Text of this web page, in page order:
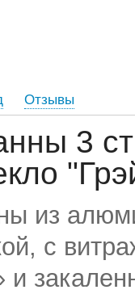
Отзывы
3
из
с